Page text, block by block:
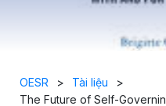
OESR > Tài liệu
>
The Future of Self-